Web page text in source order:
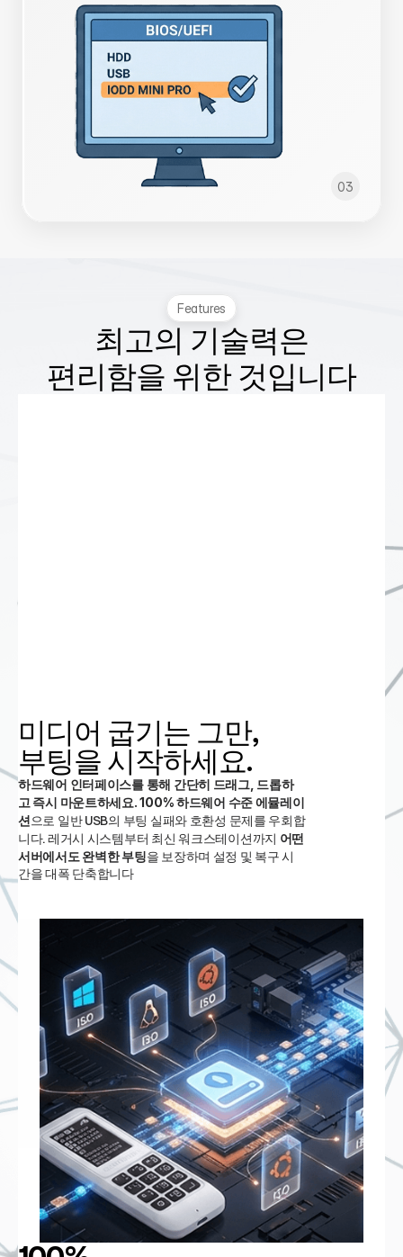
03
Features
최고의 기술력은
편리함을 위한 것입니다
미디어 굽기는 그만,
부팅을 시작하세요.
하드웨어 인터페이스를 통해 간단히 드래그, 드롭하
고 즉시 마운트하세요.100% 하드웨어 수준 에뮬레이
션으로 일반 USB의 부팅 실패와 호환성 문제를 우회합
니다. 레거시 시스템부터 최신 워크스테이션까지 어떤
서버에서도 완벽한 부팅을 보장하며 설정 및 복구 시
간을 대폭 단축합니다